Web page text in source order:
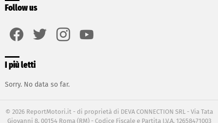
Follow us
I più letti
Sorry. No data so far.
© 2026 ReportMotori.it - di proprietà di DEVA CONNECTION SRL - Via Tata
Giovanni 8, 00154 Roma (RM) - Codice Fiscale e Partita I.V.A. 12658471003